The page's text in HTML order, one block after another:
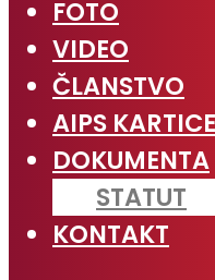
FOTO
VIDEO
ČLANSTVO
AIPS KARTICE
DOKUMENTA
STATUT
KONTAKT